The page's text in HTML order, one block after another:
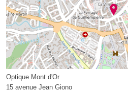
Optique Mont d'Or
15 avenue Jean Giono